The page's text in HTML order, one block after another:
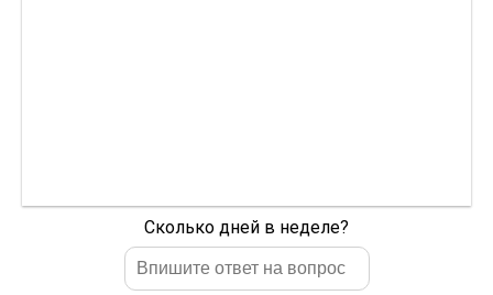
Сколько дней в неделе?